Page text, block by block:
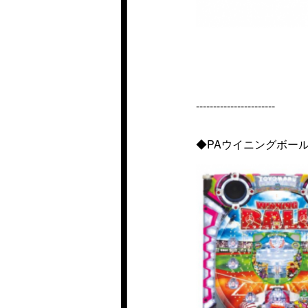
-----------------------
◆PAウイニングボー